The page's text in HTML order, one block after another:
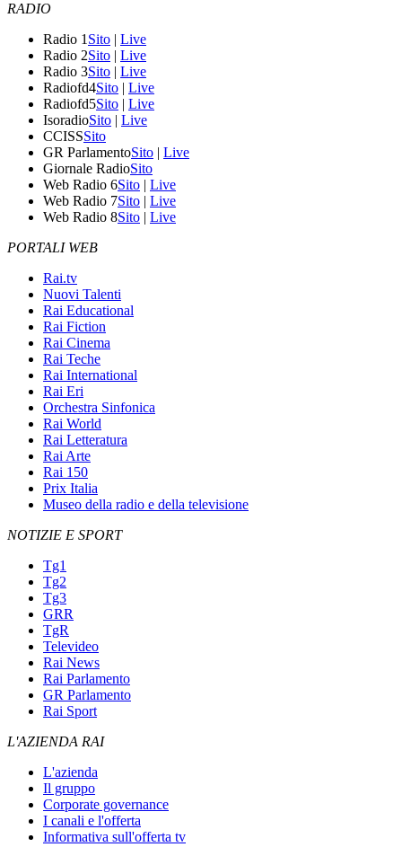
RADIO
Radio 1 Sito | Live
Radio 2Sito | Live
Radio 3Sito | Live
Radiofd4Sito | Live
Radiofd5Sito | Live
IsoradioSito | Live
CCISSSito
GR ParlamentoSito | Live
Giornale RadioSito
Web Radio 6Sito | Live
Web Radio 7Sito | Live
Web Radio 8Sito | Live
PORTALI WEB
Rai.tv
Nuovi Talenti
Rai Educational
Rai Fiction
Rai Cinema
Rai Teche
Rai International
Rai Eri
Orchestra Sinfonica
Rai World
Rai Letteratura
Rai Arte
Rai 150
Prix Italia
Museo della radio e della televisione
NOTIZIE E SPORT
Tg1
Tg2
Tg3
GRR
TgR
Televideo
Rai News
Rai Parlamento
GR Parlamento
Rai Sport
L'AZIENDA RAI
L'azienda
Il gruppo
Corporate governance
I canali e l'offerta
Informativa sull'offerta tv